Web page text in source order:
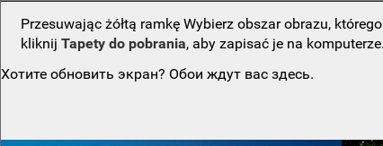
Przesuwając żółtą ramkę Wybierz obszar obrazu,
kliknijTapety do pobrania, aby zapisać je na komputerze.
Хотите обновить экран? Обои ждут вас здесь.